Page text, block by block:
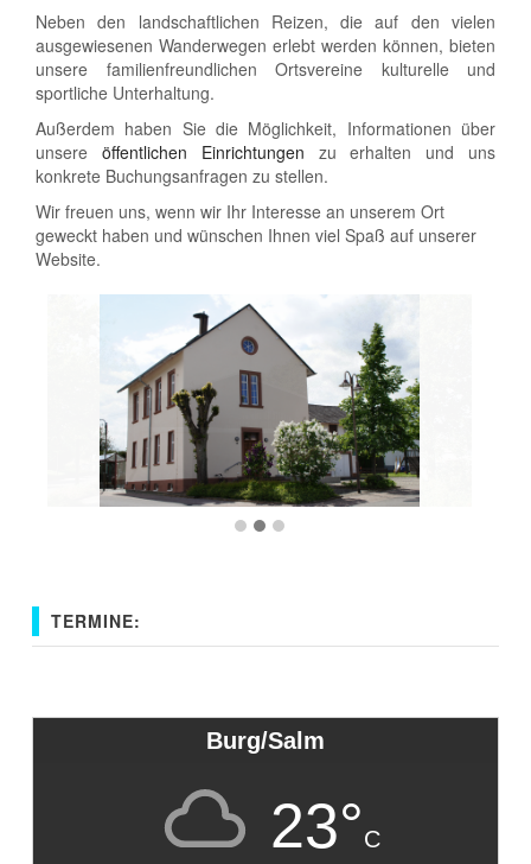
Neben den landschaftlichen Reizen, die auf den vielen
ausgewiesenen Wanderwegen erlebt werden können, bieten
unsere familienfreundlichen Ortsvereine kulturelle und
sportliche Unterhaltung.
Außerdem haben Sie die Möglichkeit, Informationen über
unsere öffentlichen Einrichtungen zu erhalten und uns
konkrete Buchungsanfragen zu stellen.
Wir freuen uns, wenn wir Ihr Interesse an unserem Ort
geweckt haben und wünschen Ihnen viel Spaß auf unserer
Website.
TERMINE:
Burg/Salm
23°C